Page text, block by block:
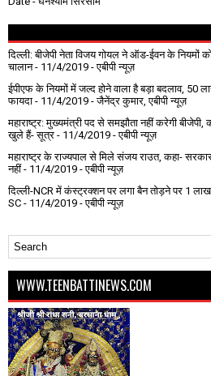
दिल्ली: बीजेपी नेता विजय गोयल ने ऑड-ईवन के नियमों
चालान- 11/4/2019 - एबीपी न्यूज़
ईपीएफ के नियमों में जल्द होने वाला है बड़ा बदलाव, 50
फायदा - 11/4/2019 - जैनेंद्र कुमार, एबीपी न्यूज़
महाराष्ट्र: मुख्यमंत्री पद से समझौता नहीं करेगी
खुले हैं- सूत्र - 11/4/2019 - एबीपी न्यूज़
महाराष्ट्र के राज्यपाल से मिले संजय राउत, कहा-
नहीं- 11/4/2019 - एबीपी न्यूज़
दिल्ली-NCR में कंस्ट्रक्शन पर लगा बैन तोड़ने पर 1 लाख
SC - 11/4/2019 - एबीपी न्यूज़
WWW.TEENBATTINEWS.COM